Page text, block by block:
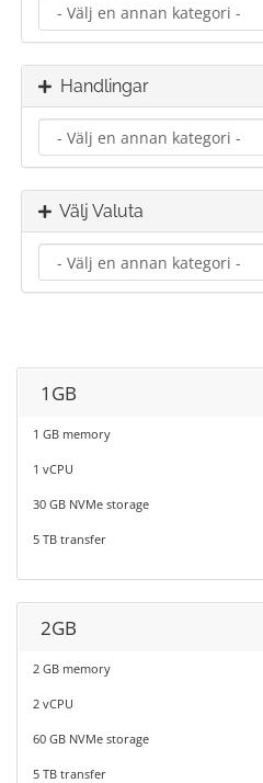
Handlingar
Välj Valuta
1GB
1 GB memory
1 vCPU
30 GB NVMe storage
5 TB transfer
2GB
2 GB memory
2 vCPU
60 GB NVMe storage
5 TB transfer